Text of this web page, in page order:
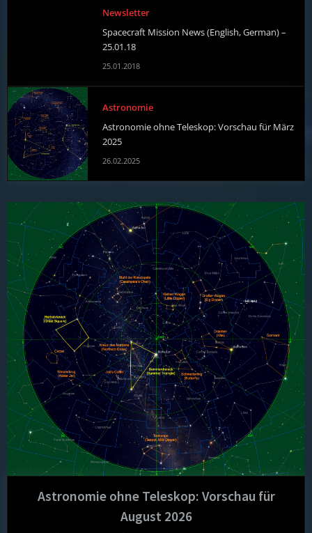
Newsletter
Spacecraft Mission News (English, German) –
25.01.18
25.01.2018
Astronomie
Astronomie ohne Teleskop: Vorschau für März
2025
26.02.2025
Astronomie ohne Teleskop: Vorschau für
August 2026